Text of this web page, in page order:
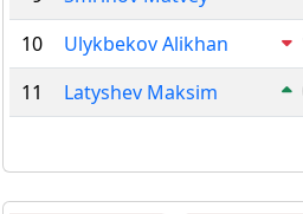
10 Ulykbekov Alikhan
11 Latyshev Maksim